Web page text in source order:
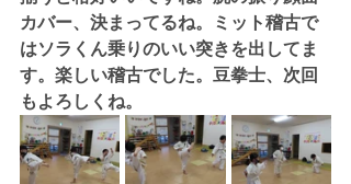
カバー、決まってるね。ミット稽古で
はソラくん乗りのいい突きを出してま
す。楽しい稽古でした。豆拳士、次回
もよろしくね。